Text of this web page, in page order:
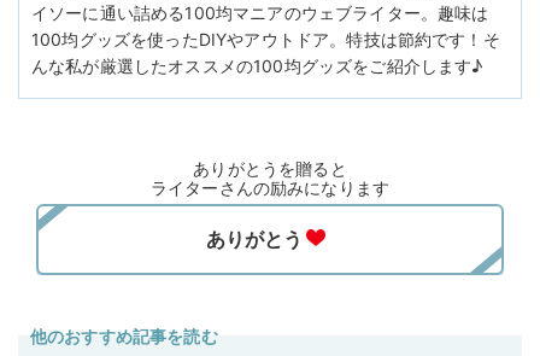
イソーに通い詰める100均マニアのウェブライター。趣味は
100均グッズを使ったDIYやアウトドア。特技は節約です！そ
んな私が厳選したオススメの100均グッズをご紹介します♪
ありがとうを贈ると
ライターさんの励みになります
他のおすすめ記事を読む